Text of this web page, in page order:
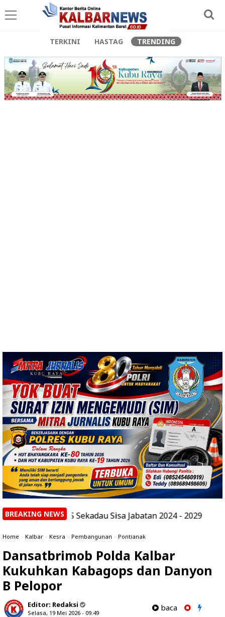
TERKINI HASTAG TRENDING
BREAKING NEWS
Sekadau Sisa Jabatan 2024 - 2029 | UNTAN Buka
Home » Kalbar » Kesra » Pembangunan » Pontianak
Dansatbrimob Polda Kalbar
Kukuhkan Kabagops dan Danyon
B Pelopor
Editor: Redaksi
Selasa, 19 Mei 2026 - 09.49
baca